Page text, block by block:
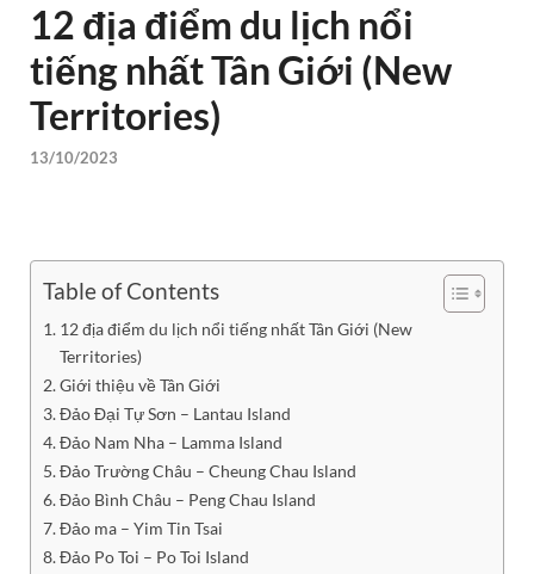
12 địa điểm du lịch nổi
tiếng nhất Tân Giới (New
Territories)
13/10/2023
Table of Contents
12 địa điểm du lịch nổi tiếng nhất Tân Giới (New
Territories)
Giới thiệu về Tân Giới
Đảo Đại Tự Sơn – Lantau Island
Đảo Nam Nha – Lamma Island
Đảo Trường Châu – Cheung Chau Island
Đảo Bình Châu – Peng Chau Island
Đảo ma – Yim Tin Tsai
Đảo Po Toi – Po Toi Island